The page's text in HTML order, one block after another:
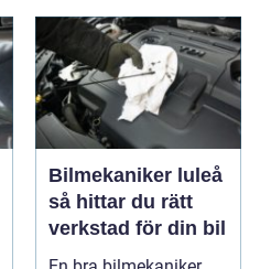
Bilmekaniker luleå
så hittar du rätt
verkstad för din bil